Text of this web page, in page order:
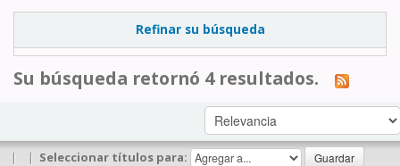
Refinar su búsqueda
Su búsqueda retornó 4 resultados.
| | Seleccionar títulos para: